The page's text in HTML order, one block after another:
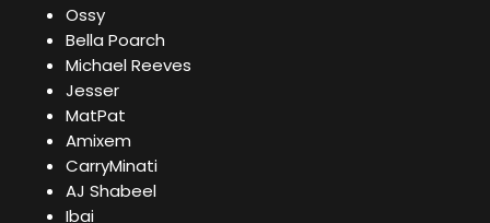
Ossy
Bella Poarch
Michael Reeves
Jesser
MatPat
Amixem
CarryMinati
AJ Shabeel
Ibai